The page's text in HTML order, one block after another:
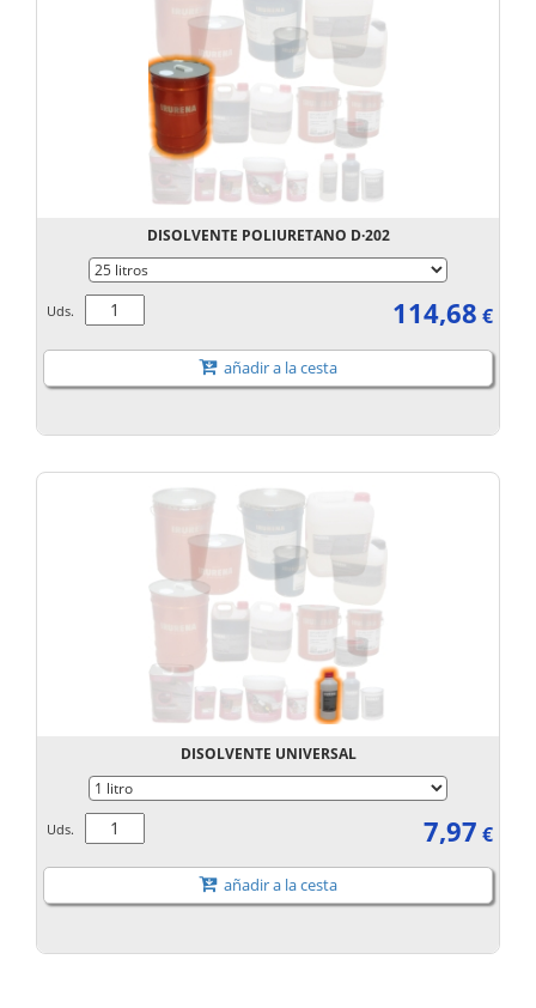
DISOLVENTE POLIURETANO D·202
Uds. 114,68 €
añadir a la cesta
DISOLVENTE UNIVERSAL
Uds. 7,97 €
añadir a la cesta